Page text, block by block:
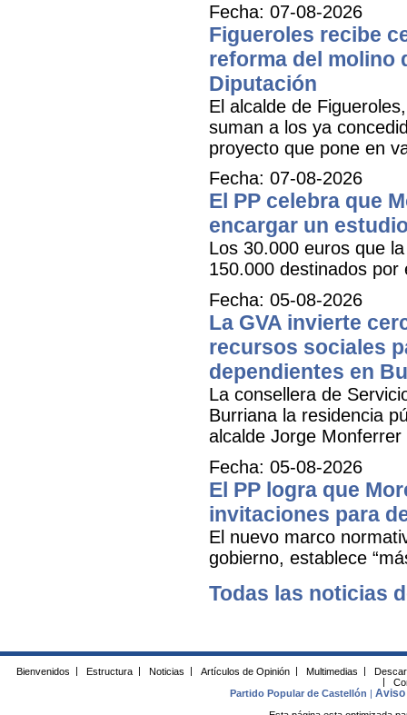
Fecha: 07-08-2026
Figueroles recibe
reforma del molino
Diputación
El alcalde de
suman a los ya
proyecto que pone en
Fecha: 07-08-2026
El PP celebra que
encargar un
Los 30.000 euros que
150.000 destinados
Fecha: 05-08-2026
La GVA invierte
recursos sociales
dependientes en
La consellera de
Burriana la residencia
alcalde Jorge Monferrer
Fecha: 05-08-2026
El PP logra que
invitaciones para
El nuevo marco
gobierno, establece
Todas las noticias
Bienvenidos Estructura Noticias Artículos de Opinión Multimedias
Partido Popular de Castellón
|Aviso